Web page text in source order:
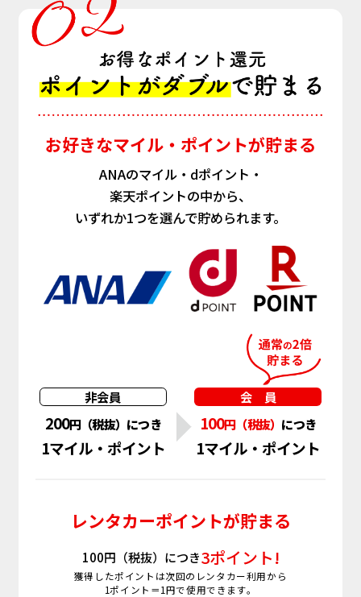
お好きなマイル・ポイントが貯まる
ANAのマイル・dポイント・
楽天ポイントの中から、
いずれか1つを選んで貯められます。
非会員
200円（税抜）につき
1マイル・ポイント
会 員
100円（税抜） につき
1マイル・ポイント
レンタカーポイントが貯まる
100円（税抜）につき3ポイント!
獲得したポイントは次回のレンタカー利用から
1ポイント＝1円で使用できます。